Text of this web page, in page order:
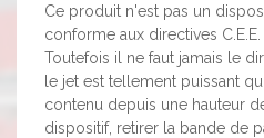
Ce produit n'est pas un
conforme aux directives
Toutefois il ne faut jamais le
le jet est tellement puissant
contenu depuis une hauteur
dispositif, retirer la bande de